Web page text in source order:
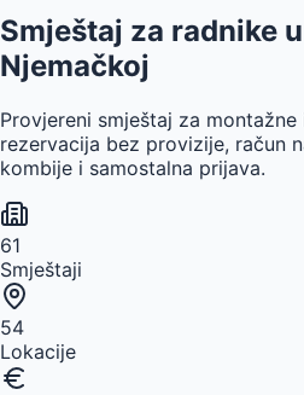
Smještaj za radnike u
Njemačkoj
Provjereni smještaj za
rezervacija bez provizije, račun
kombije i samostalna prijava.
61
Smještaji
54
Lokacije